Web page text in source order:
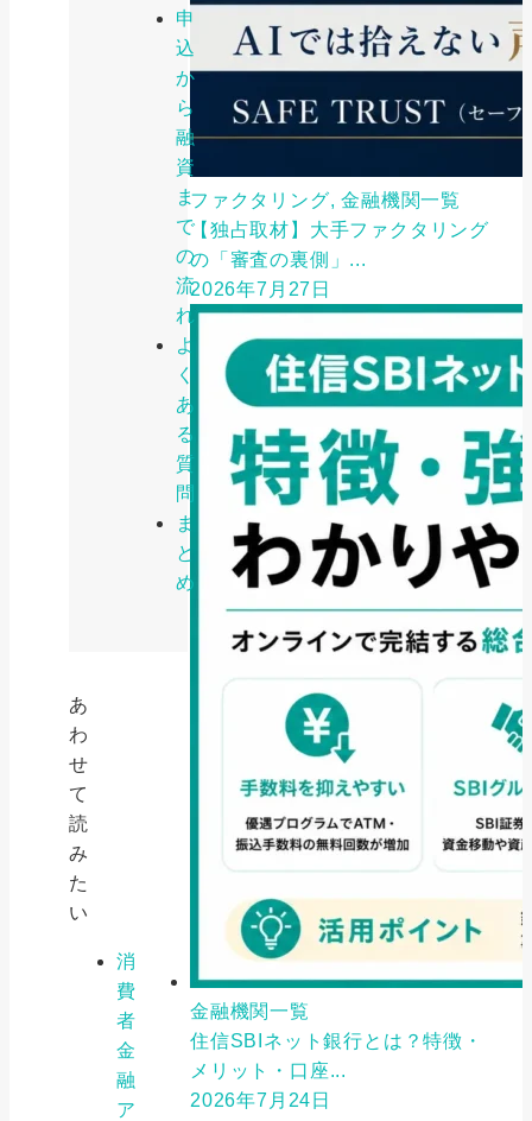
申
込
か
ら
融
資
ま
で
の
流
れ
よ
く
あ
る
質
問
ま
と
め
あ
わ
せ
て
読
み
た
い
消
費
者
金
融
ア
ファクタリング, 金融機関一覧
【独占取材】大手ファクタリング
の「審査の裏側」...
2026年7月27日
金融機関一覧
住信SBIネット銀行とは？特徴・
メリット・口座...
2026年7月24日